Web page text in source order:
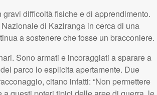
difficoltà fisiche e di apprendimento.
di Kaziranga in cerca di una
a sostenere che fosse un bracconiere.
Sono armati e incoraggiati a sparare a
parco lo esplicita apertamente. Due
citano infatti: “Non permettere